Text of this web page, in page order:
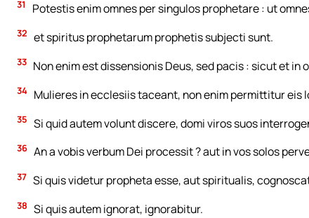
31 Potestis enim omnes per singulos prophetare : ut
32 et spiritus prophetarum prophetis subjecti sunt.
33 Non enim est dissensionis Deus, sed pacis : sicut et
34 Mulieres in ecclesiis taceant, non enim permittitur eis
35 Si quid autem volunt discere, domi viros suos
36 An a vobis verbum Dei processit ? aut in vos solos
37 Si quis videtur propheta esse, aut spiritualis,
38 Si quis autem ignorat, ignorabitur.